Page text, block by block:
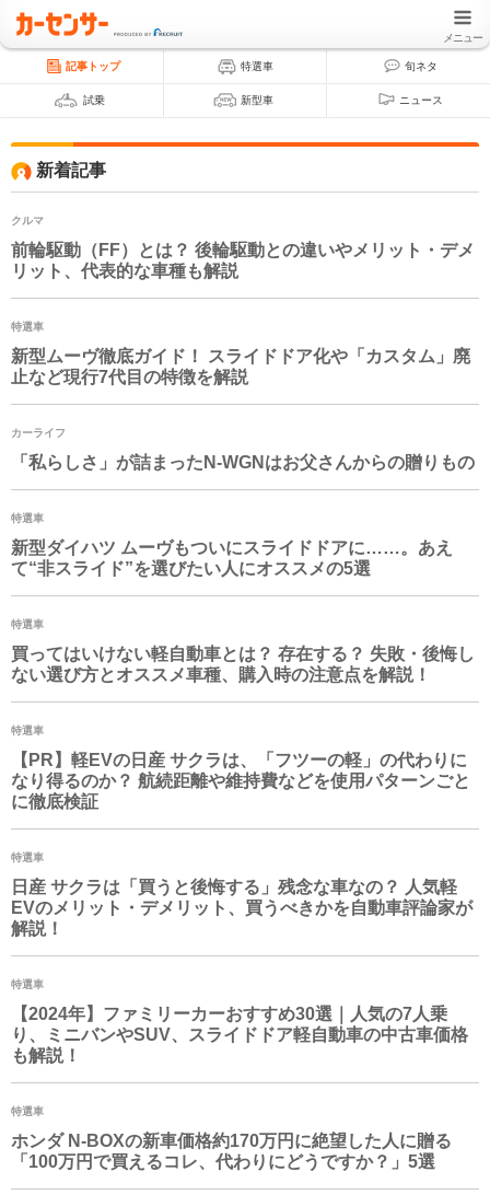
メニュー
記事トップ 特選車 旬ネタ
試乗 新型車 ニュース
新着記事
クルマ
前輪駆動（FF）とは？ 後輪駆動との違いやメリット・デメ
リット、代表的な車種も解説
特選車
新型ムーヴ徹底ガイド！ スライドドア化や「カスタム」廃
止など現行7代目の特徴を解説
カーライフ
「私らしさ」が詰まった N-WGN はお父さんからの贈りもの
特選車
新型ダイハツ ムーヴもついにスライドドアに……。あえ
て“非スライド”を選びたい人にオススメの5選
特選車
買ってはいけない軽自動車とは？ 存在する？ 失敗・後悔し
ない選び方とオススメ車種、購入時の注意点を解説！
特選車
【PR】軽EVの日産 サクラは、「フツーの軽」の代わりに
なり得るのか？ 航続距離や維持費などを使用パターンごと
に徹底検証
特選車
日産 サクラは「買うと後悔する」残念な車なの？ 人気軽
EVのメリット・デメリット、買うべきかを自動車評論家が
解説！
特選車
【2024年】ファミリーカーおすすめ30選｜人気の7人乗
り、ミニバンやSUV、スライドドア軽自動車の中古車価格
も解説！
特選車
ホンダ N-BOXの新車価格約170万円に絶望した人に贈る
「100万円で買えるコレ、代わりにどうですか？」5選